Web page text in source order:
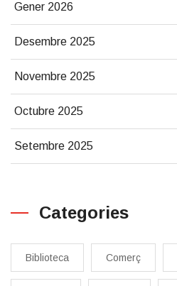
Gener 2026
Desembre 2025
Novembre 2025
Octubre 2025
Setembre 2025
Categories
Biblioteca Comerç